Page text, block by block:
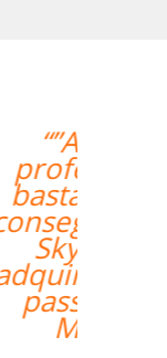
foi
e
via